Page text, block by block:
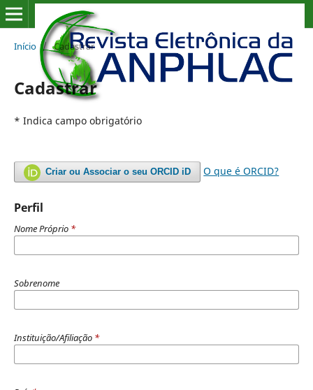
Início / Cadastrar
Cadastrar
* Indica campo obrigatório
Criar ou Associar o seu ORCID iD O que é ORCID?
Perfil
Nome Próprio *
Sobrenome
Instituição/Afiliação *